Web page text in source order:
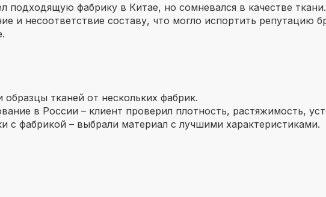
тканей от нескольких фабрик.
в России – клиент проверил плотность, растяжимость,
с фабрикой – выбрали материал с лучшими характеристиками.
подходящую фабрику в Китае, но сомневался в качестве
и несоответствие составу, что могло испортить репутацию